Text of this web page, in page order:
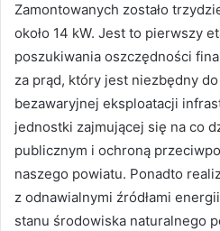
Zamontowanych zostało
około 14 kW. Jest to pierwszy
poszukiwania oszczędności
za prąd, który jest niezbędny do
bezawaryjnej eksploatacji
jednostki zajmującej się na co
publicznym i ochroną
naszego powiatu. Ponadto
z odnawialnymi źródłami
stanu środowiska naturalnego